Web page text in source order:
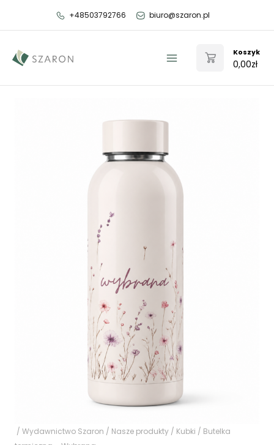
+48503792766 biuro@szaron.pl
Menu
Koszyk
0,00zł
/ Wydawnictwo Szaron / Nasze produkty / Kubki / Butelka